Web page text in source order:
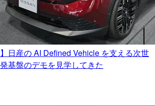
】日産の AI Defined Vehicle を支える次世
基盤のデモを見学してきた